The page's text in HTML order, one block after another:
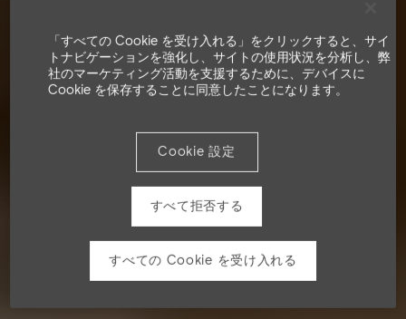
「すべての Cookie を受け入れる」をクリックすると、サイ
トナビゲーションを強化し、サイトの使用状況を分析し、弊
社のマーケティング活動を支援するために、デバイスに
Cookie を保存することに同意したことになります。
Cookie 設定
すべて拒否する
すべての Cookie を受け入れる